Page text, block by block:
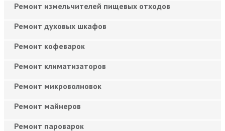
Ремонт измельчителей пищевых отходов
Ремонт духовых шкафов
Ремонт кофеварок
Ремонт климатизаторов
Ремонт микроволновок
Ремонт майнеров
Ремонт пароварок